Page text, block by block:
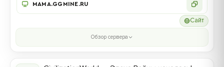
MAMA.GGMINE.RU
Сайт
Обзор сервера